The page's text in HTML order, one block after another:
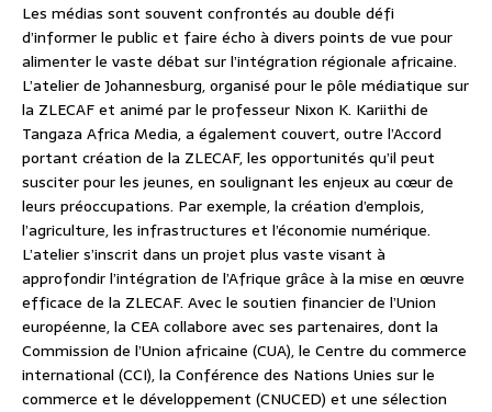
Les médias sont souvent confrontés au double défi
d’informer le public et faire écho à divers points de vue pour
alimenter le vaste débat sur l’intégration régionale africaine.
L’atelier de Johannesburg, organisé pour le pôle médiatique sur
la ZLECAF et animé par le professeur Nixon K. Kariithi de
Tangaza Africa Media, a également couvert, outre l’Accord
portant création de la ZLECAF, les opportunités qu’il peut
susciter pour les jeunes, en soulignant les enjeux au cœur de
leurs préoccupations. Par exemple, la création d’emplois,
l’agriculture, les infrastructures et l’économie numérique.
L’atelier s’inscrit dans un projet plus vaste visant à
approfondir l’intégration de l’Afrique grâce à la mise en œuvre
efficace de la ZLECAF. Avec le soutien financier de l’Union
européenne, la CEA collabore avec ses partenaires, dont la
Commission de l’Union africaine (CUA), le Centre du commerce
international (CCI), la Conférence des Nations Unies sur le
commerce et le développement (CNUCED) et une sélection